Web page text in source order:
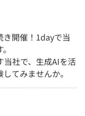
開催！1dayで当
当社で、生成AIを活
てみませんか。